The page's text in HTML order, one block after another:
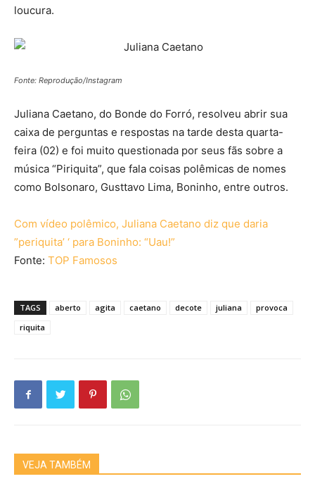
loucura.
Fonte: Reprodução/Instagram
Juliana Caetano, do Bonde do Forró, resolveu abrir sua
caixa de perguntas e respostas na tarde desta quarta-
feira (02) e foi muito questionada por seus fãs sobre a
música “Piriquita”, que fala coisas polêmicas de nomes
como Bolsonaro, Gusttavo Lima, Boninho, entre outros.
Com vídeo polêmico, Juliana Caetano diz que daria
”periquita’ ‘ para Boninho: “Uau!”
Fonte: TOP Famosos
TAGS aberto agita caetano decote juliana
provoca
riquita
VEJA TAMBÉM